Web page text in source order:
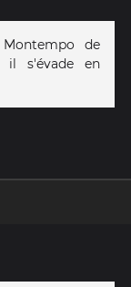
de
il s'évade en